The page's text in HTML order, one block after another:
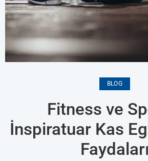
BLOG
Fitness ve
İnspiratuar Kas
Faydaları